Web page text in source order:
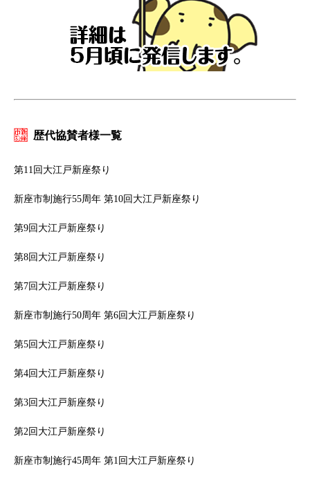
歴代協賛者様一覧
第11回大江戸新座祭り
新座市制施行55周年 第10回大江戸新座祭り
第9回大江戸新座祭り
第8回大江戸新座祭り
第7回大江戸新座祭り
新座市制施行50周年 第6回大江戸新座祭り
第5回大江戸新座祭り
第4回大江戸新座祭り
第3回大江戸新座祭り
第2回大江戸新座祭り
新座市制施行45周年 第1回大江戸新座祭り